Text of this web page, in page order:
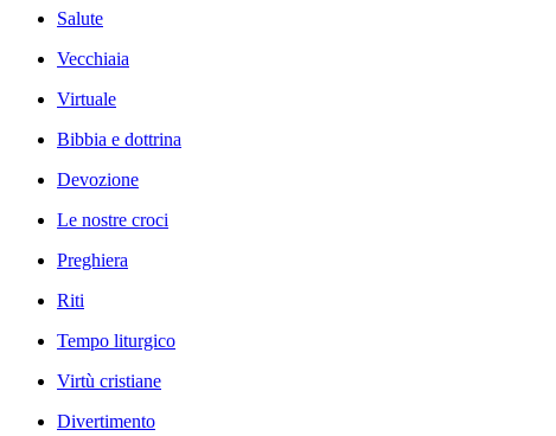
Salute
Vecchiaia
Virtuale
Bibbia e dottrina
Devozione
Le nostre croci
Preghiera
Riti
Tempo liturgico
Virtù cristiane
Divertimento